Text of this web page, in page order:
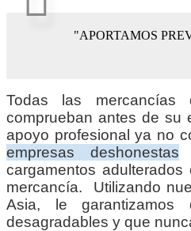
"APORTAMOS
Todas las mercancías
comprueban antes de su
apoyo profesional ya no
empresas deshonestas
cargamentos
mercancía. Utilizando
Asia, le garantizamos
desagradables y que